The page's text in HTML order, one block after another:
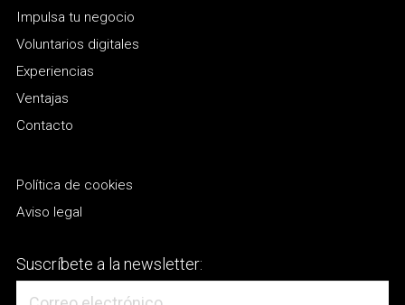
Impulsa tu negocio
Voluntarios digitales
Experiencias
Ventajas
Contacto
Política de cookies
Aviso legal
Suscríbete a la newsletter: